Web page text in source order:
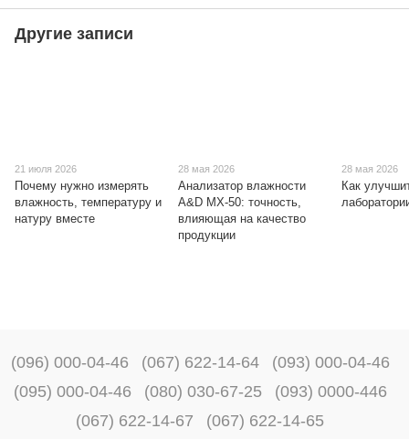
Другие записи
21 июля 2026
Почему нужно измерять
влажность, температуру и
натуру вместе
28 мая 2026
Анализатор влажности
A&D MX-50: точность,
влияющая на качество
продукции
28 мая 2026
Как
(096) 000-04-46 (067) 622-14-64
(093) 000-04-46
(095) 000-04-46
(080) 030-67-25
(093) 0000-446
(067) 622-14-67
(067) 622-14-65